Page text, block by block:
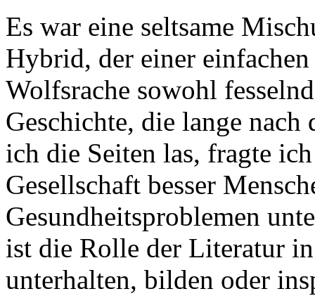
Es war eine seltsame
Hybrid, der einer
Wolfsrache sowohl
Geschichte, die lange
ich die Seiten las, fragte
Gesellschaft besser
Gesundheitsproblemen
ist die Rolle der Literatur
unterhalten, bilden oder